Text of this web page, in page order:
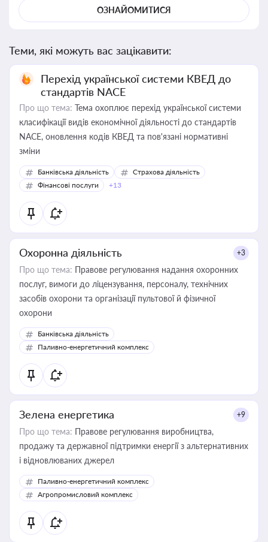
ОЗНАЙОМИТИСЯ
Теми, які можуть вас зацікавити:
Перехід української системи КВЕД до
стандартів NACE
Про що тема: Тема охоплює перехід української системи
класифікації видів економічної діяльності до стандартів
NACE, оновлення кодів КВЕД та пов'язані нормативні
зміни
Банківська діяльність
Страхова діяльність
Фінансові послуги
+13
Охоронна діяльність +3
Про що тема: Правове регулювання надання охоронних
послуг, вимоги до ліцензування, персоналу, технічних
засобів охорони та організації пультової й фізичної
охорони
Банківська діяльність
Паливно-енергетичний комплекс
Зелена енергетика +9
Про що тема: Правове регулювання виробництва,
продажу та державної підтримки енергії з альтернативних
і відновлюваних джерел
Паливно-енергетичний комплекс
Агропромисловий комплекс